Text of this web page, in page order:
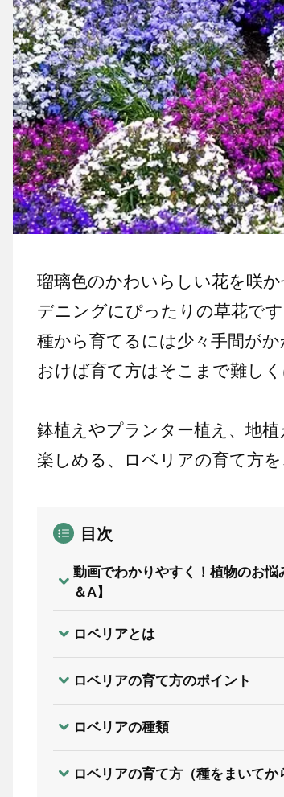
瑠璃色のかわいらしい花を咲
デニングにぴったりの草花です
種から育てるには少々手間が
おけば育て方はそこまで難しく
鉢植えやプランター植え、地
楽しめる、ロベリアの育て方を
目次
動画でわかりやすく！植物のお
＆A】
ロベリアとは
ロベリアの育て方のポイント
ロベリアの種類
ロベリアの育て方（種をまいてか